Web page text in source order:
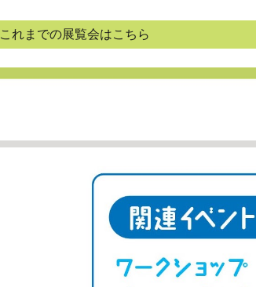
これまでの展覧会はこちら